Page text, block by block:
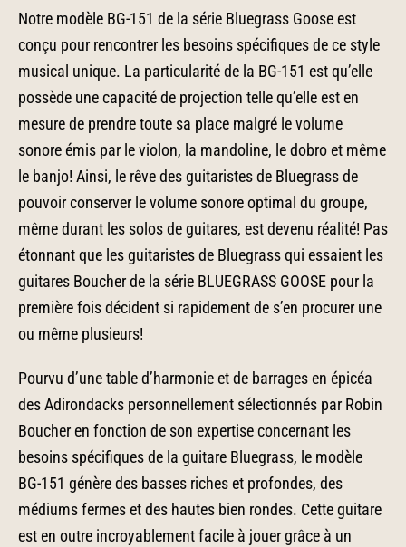
Notre modèle BG-151 de la série Bluegrass Goose est
conçu pour rencontrer les besoins spécifiques de ce style
musical unique. La particularité de la BG-151 est qu’elle
possède une capacité de projection telle qu’elle est en
mesure de prendre toute sa place malgré le volume
sonore émis par le violon, la mandoline, le dobro et même
le banjo! Ainsi, le rêve des guitaristes de Bluegrass de
pouvoir conserver le volume sonore optimal du groupe,
même durant les solos de guitares, est devenu réalité! Pas
étonnant que les guitaristes de Bluegrass qui essaient les
guitares Boucher de la série BLUEGRASS GOOSE pour la
première fois décident si rapidement de s’en procurer une
ou même plusieurs!
Pourvu d’une table d’harmonie et de barrages en épicéa
des Adirondacks personnellement sélectionnés par Robin
Boucher en fonction de son expertise concernant les
besoins spécifiques de la guitare Bluegrass, le modèle
BG-151 génère des basses riches et profondes, des
médiums fermes et des hautes bien rondes. Cette guitare
est en outre incroyablement facile à jouer grâce à un